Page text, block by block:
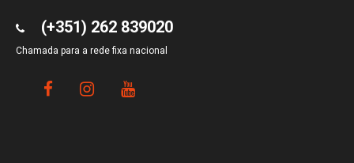
(+351) 262 839020
Chamada para a rede fixa nacional